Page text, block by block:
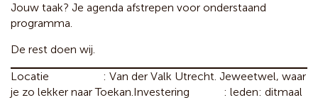
Jouw taak? Je agenda afstrepen voor onderstaand
programma.
De rest doen wij.
Locatie : Van der Valk Utrecht. Jeweetwel, waar
je zo lekker naar Toekan.Investering : leden: ditmaal